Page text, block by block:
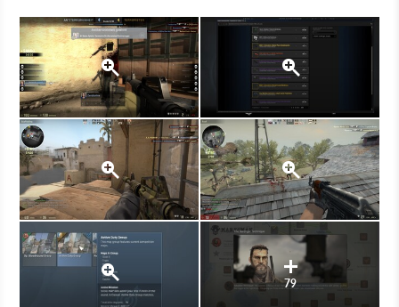
79